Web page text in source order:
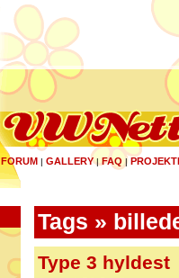
FORUM | GALLERY|FAQ |
Tags »
Type 3 hyldest